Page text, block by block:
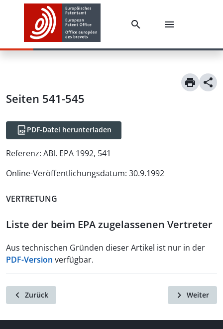
Seiten 541-545
PDF-Datei herunterladen
Referenz: ABl. EPA 1992, 541
Online-Veröffentlichungsdatum: 30.9.1992
VERTRETUNG
Liste der beim EPA zugelassenen Vertreter
Aus technischen Gründen dieser Artikel ist nur in der
PDF-Version verfügbar.
Zurück Weiter